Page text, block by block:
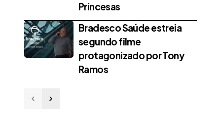
Princesas
Bradesco Saúde estreia
segundo filme
protagonizado por Tony
Ramos